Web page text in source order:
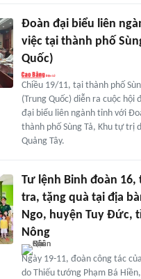
Đoàn đại biểu liên
việc tại thành phố
Quốc)
Chiều 19/11, tại thành phố
(Trung Quốc) diễn ra cuộc hội
đại biểu liên ngành tỉnh với
thành phố Sùng Tả, Khu tự trị
Quảng Tây.
Tư lệnh Binh đoàn 16,
tra, tặng quà tại địa
Ngo, huyện Tuy Đức,
Nông
Ngày 19-11, đoàn công tác
do Thiếu tướng Phạm Bá